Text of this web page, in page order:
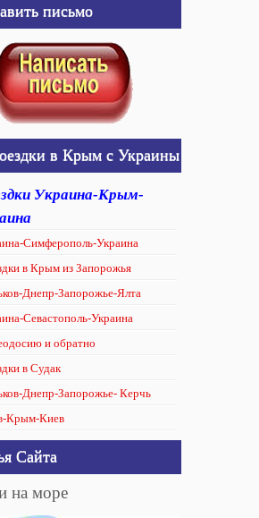
письмо
в Крым с Украины
Украина-Крым-
Симферополь-Украина
в Крым из Запорожья
Днепр-Запорожье-Ялта
Севастополь-Украина
и обратно
в Судак
Днепр-Запорожье- Керчь
Крым-Киев
Сайта
на море